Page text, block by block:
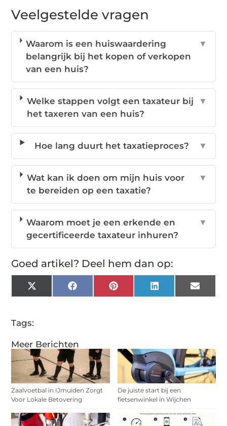
Meer Berichten
Zaalvoetbal in IJmuiden Zorgt
Voor Lokale Betovering
De juiste start bij een
fietsenwinkel in Wijchen
Veelgestelde vragen
Waarom is een huiswaardering
belangrijk bij het kopen of verkopen
van een huis?
▼
Welke stappen volgt een taxateur bij
het taxeren van een huis?
▼
Hoe lang duurt het taxatieproces? ▼
Wat kan ik doen om mijn huis voor
te bereiden op een taxatie?
▼
Waarom moet je een erkende en
gecertificeerde taxateur inhuren?
▼
Goed artikel? Deel hem dan op:
X
(Twitter)
FacebookPinterestLinkedInEmail
Tags: